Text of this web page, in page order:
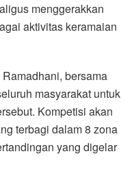
menggerakkan
aktivitas keramaian
bersama
masyarakat untuk
Kompetisi akan
terbagi dalam 8 zona
yang digelar